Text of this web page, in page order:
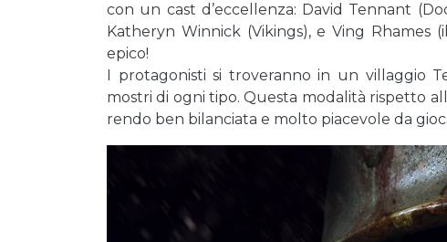
con un cast d’eccellenza: David Tennant
Katheryn Winnick (Vikings), e Ving
epico!
I protagonisti si troveranno in un villaggio
mostri di ogni tipo. Questa modalità rispetto
rendo ben bilanciata e molto piacevole da